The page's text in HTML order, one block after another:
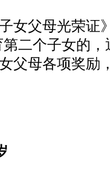
父母光荣证
二个子女的
父母各项奖励